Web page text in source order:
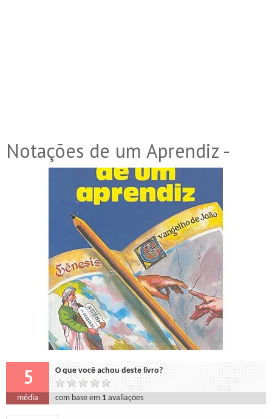
Notações de um Aprendiz -
5 O que você achou deste livro?
média com base em 1 avaliações